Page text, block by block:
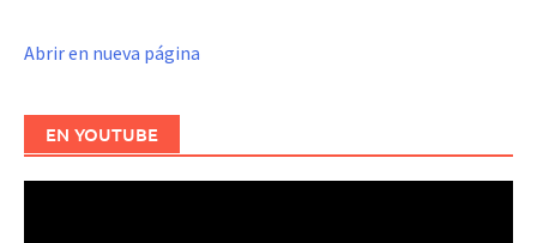
Abrir en nueva página
EN YOUTUBE